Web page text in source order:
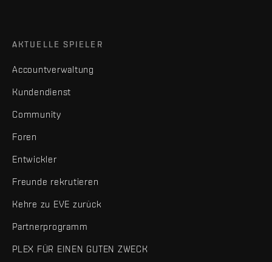
AKTUELLE SPIELER
Accountverwaltung
Kundendienst
Community
Foren
Entwickler
Freunde rekrutieren
Kehre zu EVE zurück
Partnerprogramm
PLEX FÜR EINEN GUTEN ZWECK